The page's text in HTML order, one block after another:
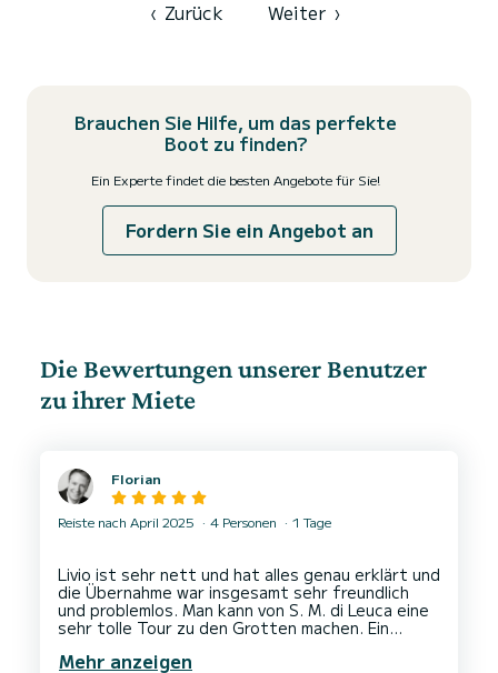
‹ Zurück Weiter ›
Brauchen Sie Hilfe, um das perfekte
Boot zu finden?
Ein Experte findet die besten Angebote für Sie!
Fordern Sie ein Angebot an
Die Bewertungen unserer Benutzer
zu ihrer Miete
Florian
Reiste nach April 2025 4 Personen 1 Tage
Livio ist sehr nett und hat alles genau erklärt und
die Übernahme war insgesamt sehr freundlich
und problemlos. Man kann von S. M. di Leuca eine
sehr tolle Tour zu den Grotten machen. Ein
Mehr anzeigen